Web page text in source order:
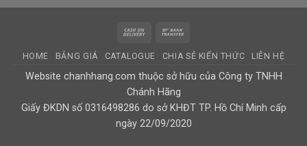
Cash
Delivery
HOME BẢNG GIÁ CATALOGUE CHIA SẺ KIẾN THỨC LIÊN HỆ
Website chanhhang.com thuộc sở hữu của Công ty TNHH
Chánh Hãng
Giấy ĐKDN số 0316498286 do sở KHĐT TP. Hồ Chí Minh cấp
ngày 22/09/2020